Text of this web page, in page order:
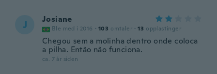
J Josiane
Ble med i 2016 · 103 omtaler · 13 opplastinger
Chegou sem a molinha dentro onde coloca
a pilha. Então não funciona.
ca. 7 år siden